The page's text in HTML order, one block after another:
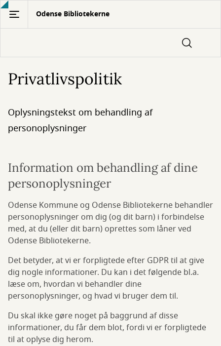
Gå
hovedindhold
Odense Bibliotekerne
Privatlivspolitik
Oplysningstekst om behandling af
personoplysninger
Information om behandling af dine
personoplysninger
Odense Kommune og Odense Bibliotekerne behandler
personoplysninger om dig (og dit barn) i forbindelse
med, at du (eller dit barn) oprettes som låner ved
Odense Bibliotekerne.
Det betyder, at vi er forpligtede efter GDPR til at give
dig nogle informationer. Du kan i det følgende bl.a.
læse om, hvordan vi behandler dine
personoplysninger, og hvad vi bruger dem til.
Du skal ikke gøre noget på baggrund af disse
informationer, du får dem blot, fordi vi er forpligtede
til at oplyse dig herom.